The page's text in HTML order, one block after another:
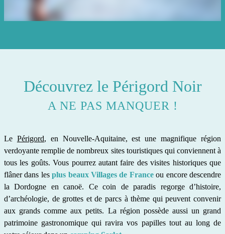
Découvrez le Périgord Noir
A NE PAS MANQUER !
Le Périgord, en Nouvelle-Aquitaine, est une magnifique région
verdoyante remplie de nombreux sites touristiques qui conviennent à
tous les goûts. Vous pourrez autant faire des visites historiques que
flâner dans lesplus beaux Villages de Franceou encore descendre
la Dordogne en canoë. Ce coin de paradis regorge d’histoire,
d’archéologie, de grottes et de parcs à thème qui peuvent convenir
aux grands comme aux petits. La région possède aussi un grand
patrimoine gastronomique qui ravira vos papilles tout au long de